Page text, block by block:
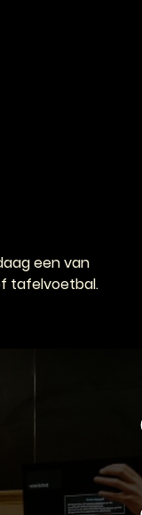
een van
tafelvoetbal.